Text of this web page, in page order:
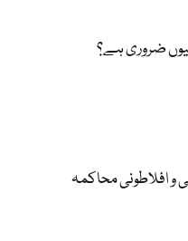
و افلاطونی محاکمہ